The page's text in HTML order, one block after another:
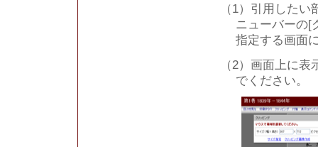
（1）引用した
ニューバーの[
指定する画面
（2）画面上に
でください。